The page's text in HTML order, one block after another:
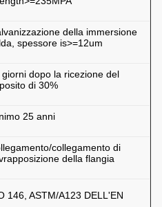
della immersione
spessore is>=12um
giorni dopo la ricezione del
di 30%
25 anni
collegamento di
della flangia
146, ASTM/A123 DELL'EN